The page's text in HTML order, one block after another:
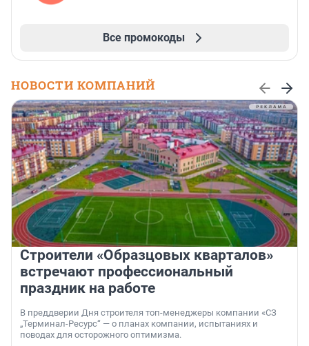
Все промокоды
НОВОСТИ КОМПАНИЙ
Строители «Образцовых кварталов»
встречают профессиональный
праздник на работе
В преддверии Дня строителя топ-менеджеры компании «СЗ
„Терминал-Ресурс“ — о планах компании, испытаниях и
поводах для осторожного оптимизма.